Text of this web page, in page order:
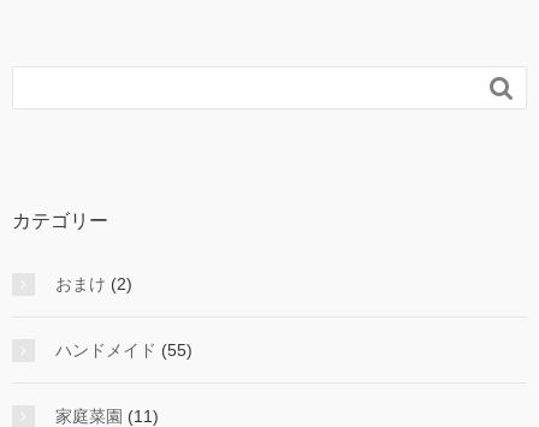

カテゴリー
おまけ (2)
ハンドメイド (55)
家庭菜園 (11)